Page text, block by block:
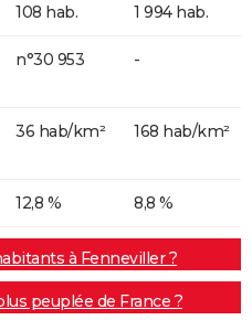
108 hab. 1 994 hab.
n°30 953 -
36 hab/km² 168 hab/km²
12,8 % 8,8 %
à Fenneviller ?
peuplée de France ?